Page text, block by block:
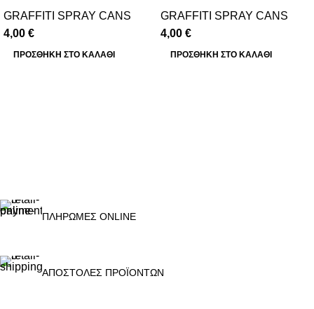
GRAFFITI SPRAY CANS
4,00 €
ΠΡΟΣΘΉΚΗ ΣΤΟ ΚΑΛΆΘΙ
GRAFFITI SPRAY CANS
4,00 €
ΠΡΟΣΘΉΚΗ ΣΤΟ ΚΑΛΆΘΙ
ΠΛΗΡΩΜΕΣ ONLINE
ΑΠΟΣΤΟΛΕΣ ΠΡΟΪΟΝΤΩΝ